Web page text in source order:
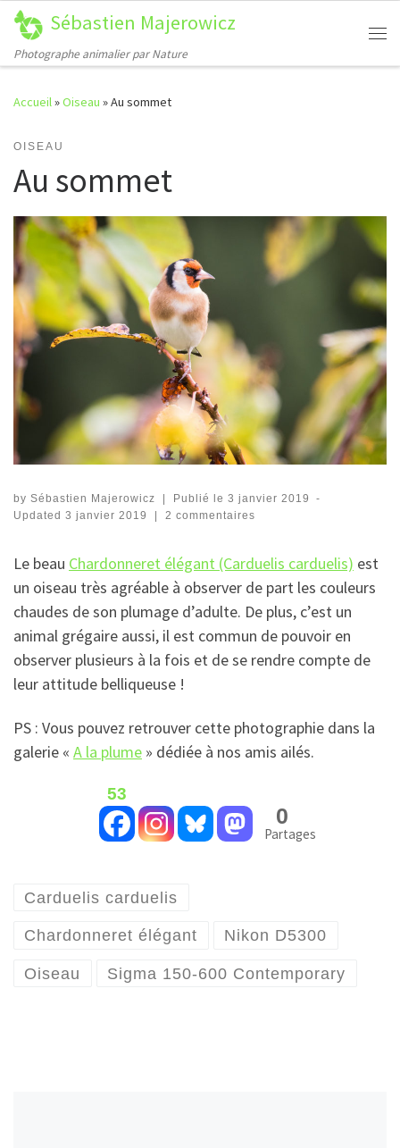
Passer au contenu
Sébastien Majerowicz
Photographe animalier par Nature
Accueil»Oiseau »Au sommet
OISEAU
Au sommet
by Sébastien Majerowicz | Publié le 3 janvier 2019
-
Updated 3 janvier 2019 | 2 commentaires
Le beau Chardonneret élégant (Carduelis carduelis) est
un oiseau très agréable à observer de part les couleurs
chaudes de son plumage d’adulte. De plus, c’est un
animal grégaire aussi, il est commun de pouvoir en
observer plusieurs à la fois et de se rendre compte de
leur attitude belliqueuse !
PS : Vous pouvez retrouver cette photographie dans la
galerie « A la plume » dédiée à nos amis ailés.
53
0
Partages
Carduelis carduelis
Chardonneret élégant Nikon D5300
Oiseau Sigma 150-600 Contemporary